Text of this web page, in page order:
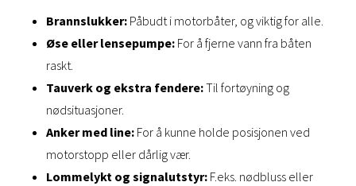
Brannslukker: Påbudt i motorbåter, og viktig for alle.
Øse eller lensepumpe: For å fjerne vann fra båten
raskt.
Tauverk og ekstra fendere:Til fortøyning og
nødsituasjoner.
Anker med line: For å kunne holde posisjonen ved
motorstopp eller dårlig vær.
Lommelykt og signalutstyr: F.eks. nødbluss eller